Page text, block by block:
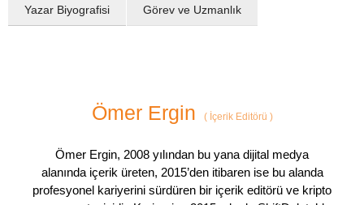
Yazar Biyografisi Görev ve Uzmanlık
Ömer Ergin (İçerik Editörü )
Ömer Ergin, 2008 yılından bu yana dijital medya
alanında içerik üreten, 2015’den itibaren ise bu alanda
profesyonel kariyerini sürdüren bir içerik editörü ve kripto